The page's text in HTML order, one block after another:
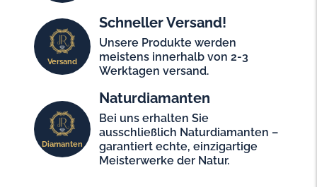
Versand
Schneller Versand!
Unsere Produkte werden
meistens innerhalb von 2-3
Werktagen versand.
Diamanten
Naturdiamanten
Bei uns erhalten Sie
ausschließlich Naturdiamanten –
garantiert echte, einzigartige
Meisterwerke der Natur.